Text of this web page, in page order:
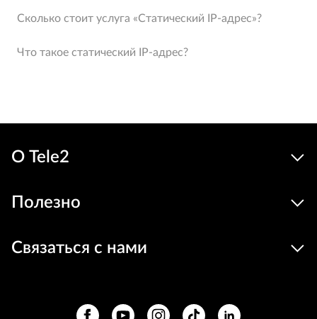
Сколько стоит услуга «Статический IP-адрес»?
Что такое статический IP-адрес?
О Tele2
Полезно
Связаться с нами